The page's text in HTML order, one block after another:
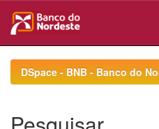
navigationDSpace - BNB - Banco do